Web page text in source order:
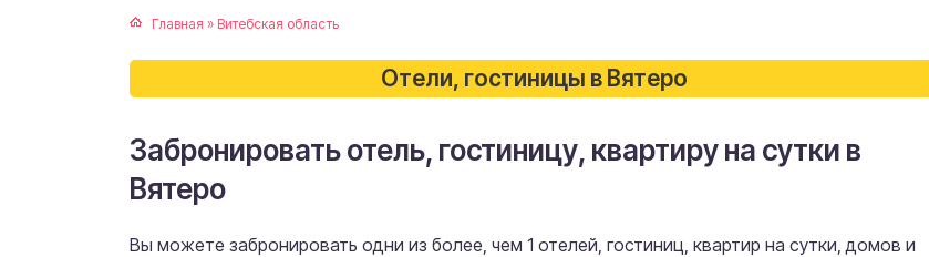
Главная » Витебская область
Отели, гостиницы в Вятеро
Забронировать отель, гостиницу, квартиру на сутки в
Вятеро
Вы можете забронировать одни из более, чем 1 отелей, гостиниц, квартир на сутки, домов и